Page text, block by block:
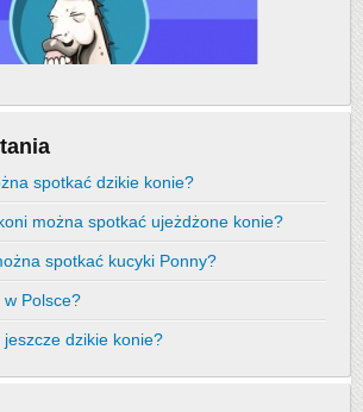
spotkać dzikie konie?
można spotkać ujeżdżone konie?
spotkać kucyki Ponny?
w Polsce?
dzikie konie?